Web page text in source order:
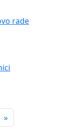
rade
»